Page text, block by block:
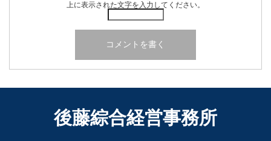
上に表示された文字を入力してください。
後藤綜合経営事務所